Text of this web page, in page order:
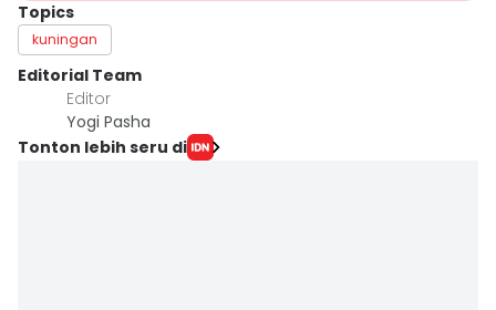
Topics
kuningan
Editorial Team
Editor
Yogi Pasha
Tonton lebih seru di